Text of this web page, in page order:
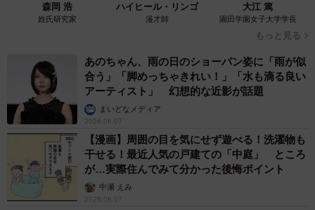
森岡 浩
姓氏研究家
ハイヒール・リンゴ
漫才師
大江 篤
園田学園女子大学学長
もっと見る
あのちゃん、雨の日のショーパン姿に「雨が似
合う」「脚めっちゃきれい！」「水も滴る良い
アーティスト」 幻想的な近影が話題
まいどなメディア
2026.08.07
【漫画】周囲の目を気にせず遊べる！洗濯物も
干せる！最近人気の戸建ての「中庭」 ところ
が…実際住んでみて分かった後悔ポイント
中瀬 えみ
2026.08.07